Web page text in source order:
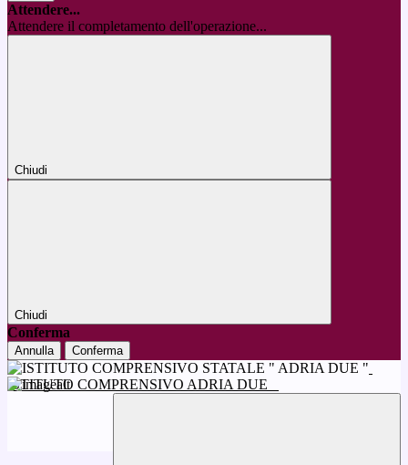
Attendere...
Attendere il completamento dell'operazione...
Chiudi
Chiudi
Conferma
Annulla Conferma
ISTITUTO COMPRENSIVO ADRIA DUE